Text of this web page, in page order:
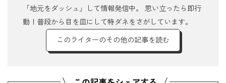
「地元をダッシュ」して情報発信中。 思い立ったら即行
動！普段から目を皿にして特ダネをさがしています。
このライターのその他の記事を読む